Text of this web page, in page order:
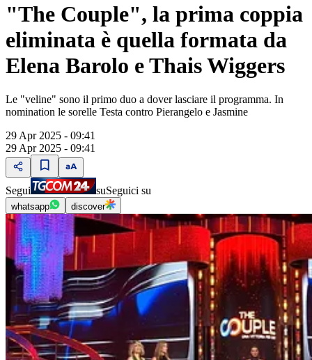
"The Couple", la prima coppia
eliminata è quella formata da
Elena Barolo e Thais Wiggers
Le "veline" sono il primo duo a dover lasciare il programma. In
nomination le sorelle Testa contro Pierangelo e Jasmine
29 Apr 2025 - 09:41
29 Apr 2025 - 09:41
Segui suSeguici su
whatsapp discover